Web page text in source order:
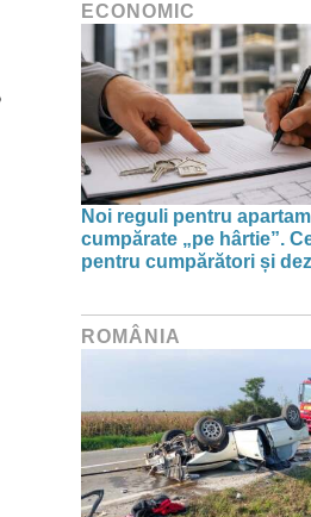
ECONOMIC
Noi reguli pentru
cumpărate „pe hârtie”.
pentru cumpărători și
ROMÂNIA